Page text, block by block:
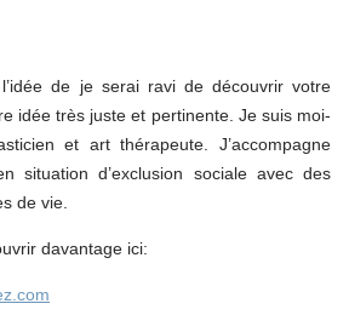
de je serai ravi de découvrir votre
idée très juste et pertinente. Je suis moi-
et art thérapeute. J’accompagne
situation d’exclusion sociale avec des
de vie.
davantage ici: